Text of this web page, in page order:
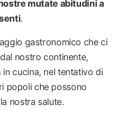
mutate abitudini a
.
gastronomico che ci
nostro continente,
cucina, nel tentativo di
popoli che possono
nostra salute.